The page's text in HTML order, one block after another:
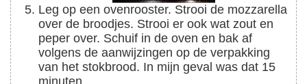
Leg op een ovenrooster. Strooi de mozzarella
over de broodjes. Strooi er ook wat zout en
peper over. Schuif in de oven en bak af
volgens de aanwijzingen op de verpakking
van het stokbrood. In mijn geval was dat 15
minuten.